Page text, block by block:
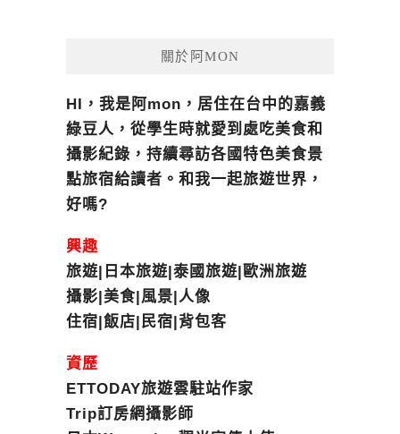
關於阿MON
HI，我是阿mon，居住在台中的嘉義
綠豆人，從學生時就愛到處吃美食和
攝影紀錄，持續尋訪各國特色美食景
點旅宿給讀者。和我一起旅遊世界，
好嗎?
興趣
旅遊|日本旅遊|泰國旅遊|歐洲旅遊
攝影|美食|風景|人像
住宿|飯店|民宿|背包客
資歷
ETTODAY旅遊雲駐站作家
Trip訂房網攝影師